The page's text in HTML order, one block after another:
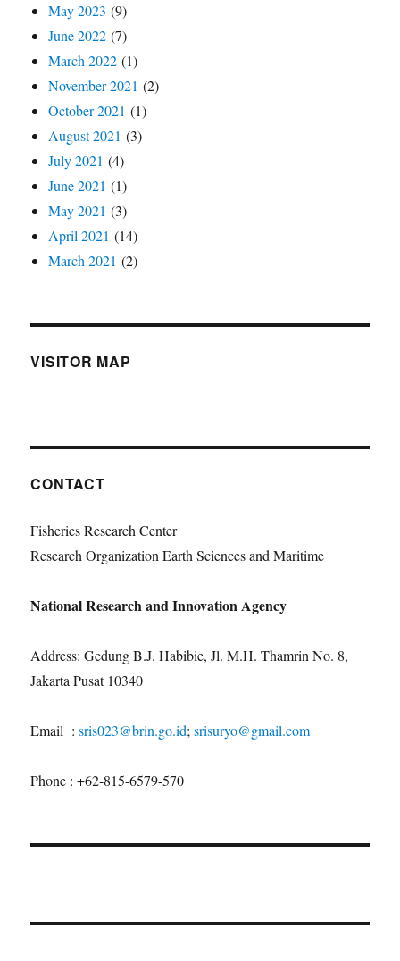
May 2023 (9)
June 2022 (7)
March 2022 (1)
November 2021 (2)
October 2021 (1)
August 2021 (3)
July 2021 (4)
June 2021 (1)
May 2021 (3)
April 2021 (14)
March 2021 (2)
VISITOR MAP
CONTACT
Fisheries Research Center
Research Organization Earth Sciences and Maritime
National Research and Innovation Agency
Address: Gedung B.J. Habibie, Jl. M.H. Thamrin No. 8,
Jakarta Pusat 10340
Email :sris023@brin.go.id;srisuryo@gmail.com
Phone : +62-815-6579-570